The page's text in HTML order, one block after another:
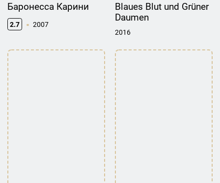
Баронесса Карини
2.7 2007
Blaues Blut und Grüner
Daumen
2016